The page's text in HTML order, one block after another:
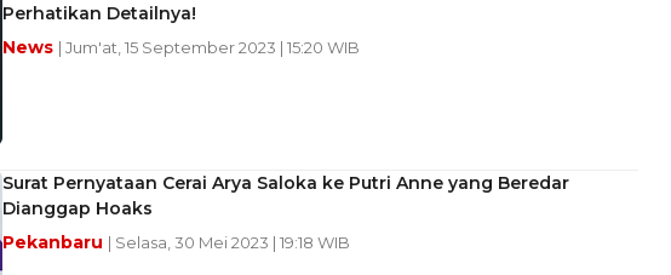
Perhatikan Detailnya!
News | Jum'at, 15 September 2023 | 15:20 WIB
Surat Pernyataan Cerai Arya Saloka ke Putri Anne yang Beredar
Dianggap Hoaks
Pekanbaru | Selasa, 30 Mei 2023 | 19:18 WIB